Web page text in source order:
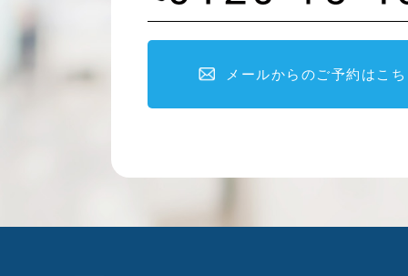
メールからのご予約はこち